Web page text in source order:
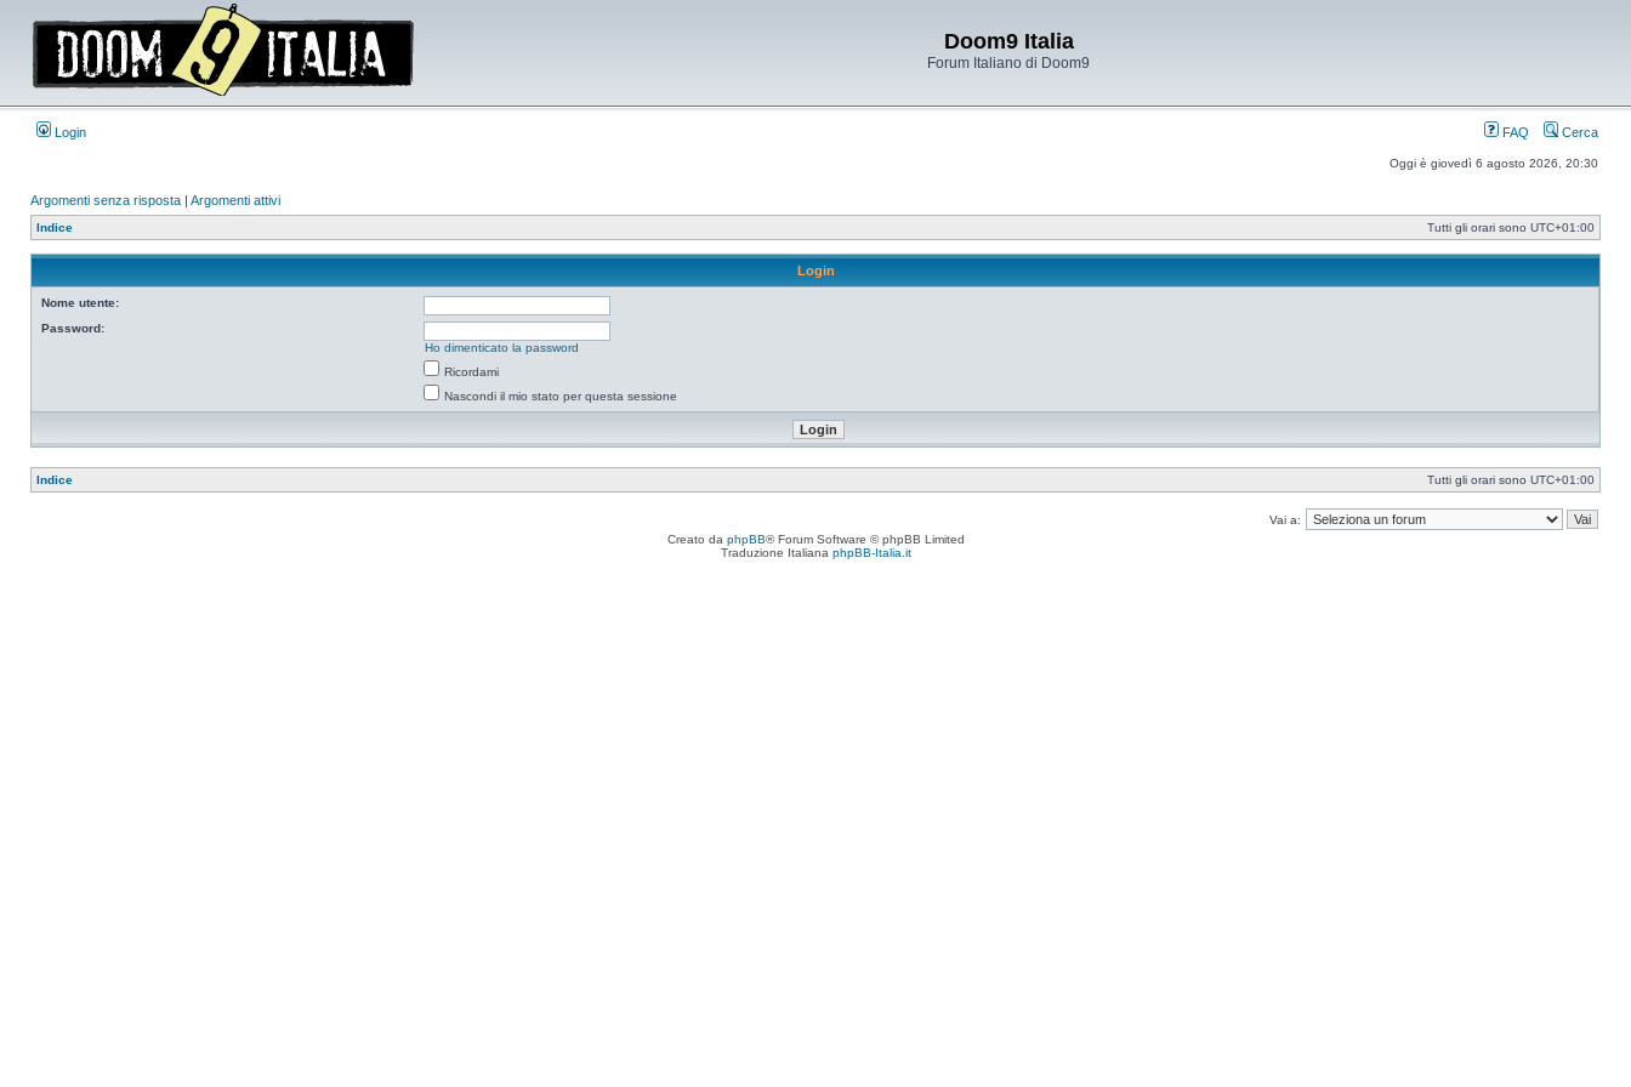
Doom9 Italia
Forum Italiano di Doom9
Login FAQ Cerca
Oggi è giovedì 6 agosto 2026, 20:30
Argomenti senza risposta | Argomenti attivi
Indice Tutti gli orari sono UTC+01:00
Login
Nome utente:
Password:
Ho dimenticato la password
Ricordami
Nascondi il mio stato per questa sessione
Indice Tutti gli orari sono UTC+01:00
Vai a:
Creato da phpBB® Forum Software © phpBB Limited
Traduzione Italiana phpBB-Italia.it